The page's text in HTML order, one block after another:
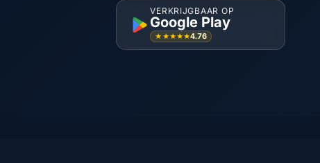
VERKRIJGBAAR OP
Google Play
★★★★★4.76